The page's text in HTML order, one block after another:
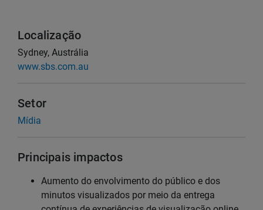
Localização
Sydney, Austrália
www.sbs.com.au
Setor
Mídia
Principais impactos
Aumento do envolvimento do público e dos
minutos visualizados por meio da entrega